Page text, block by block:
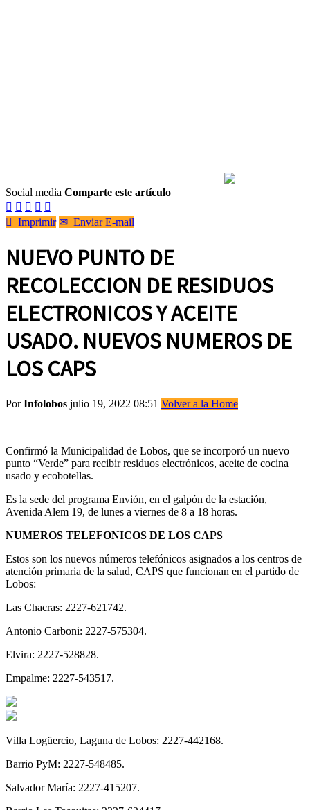
Social media Comparte este artículo
    
 Imprimir ✉ Enviar E-mail
NUEVO PUNTO DE
RECOLECCION DE RESIDUOS
ELECTRONICOS Y ACEITE
USADO. NUEVOS NUMEROS DE
LOS CAPS
PorInfolobos julio 19, 2022 08:51 Volver a la Home
Confirmó la Municipalidad de Lobos, que se incorporó un nuevo
punto “Verde” para recibir residuos electrónicos, aceite de cocina
usado y ecobotellas.
Es la sede del programa Envión, en el galpón de la estación,
Avenida Alem 19, de lunes a viernes de 8 a 18 horas.
NUMEROS TELEFONICOS DE LOS CAPS
Estos son los nuevos números telefónicos asignados a los centros de
atención primaria de la salud, CAPS que funcionan en el partido de
Lobos:
Las Chacras: 2227-621742.
Antonio Carboni: 2227-575304.
Elvira: 2227-528828.
Empalme: 2227-543517.
Villa Logüercio, Laguna de Lobos: 2227-442168.
Barrio PyM: 2227-548485.
Salvador María: 2227-415207.